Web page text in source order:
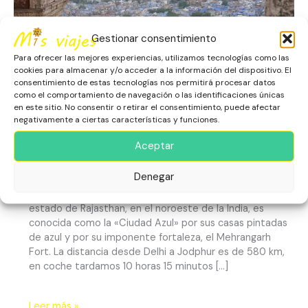
Gestionar consentimiento
Para ofrecer las mejores experiencias, utilizamos tecnologías como las
cookies para almacenar y/o acceder a la información del dispositivo. El
consentimiento de estas tecnologías nos permitirá procesar datos
como el comportamiento de navegación o las identificaciones únicas
en este sitio. No consentir o retirar el consentimiento, puede afectar
negativamente a ciertas características y funciones.
Aceptar
Denegar
Jodhpur: La Ciudad Azul en la
Puerta del Desierto de Thar
estado de Rajasthan, en el noroeste de la India, es
conocida como la «Ciudad Azul» por sus casas pintadas
de azul y por su imponente fortaleza, el Mehrangarh
Fort. La distancia desde Delhi a Jodphur es de 580 km,
en coche tardamos 10 horas 15 minutos […]
del
Desierto
de
Thar